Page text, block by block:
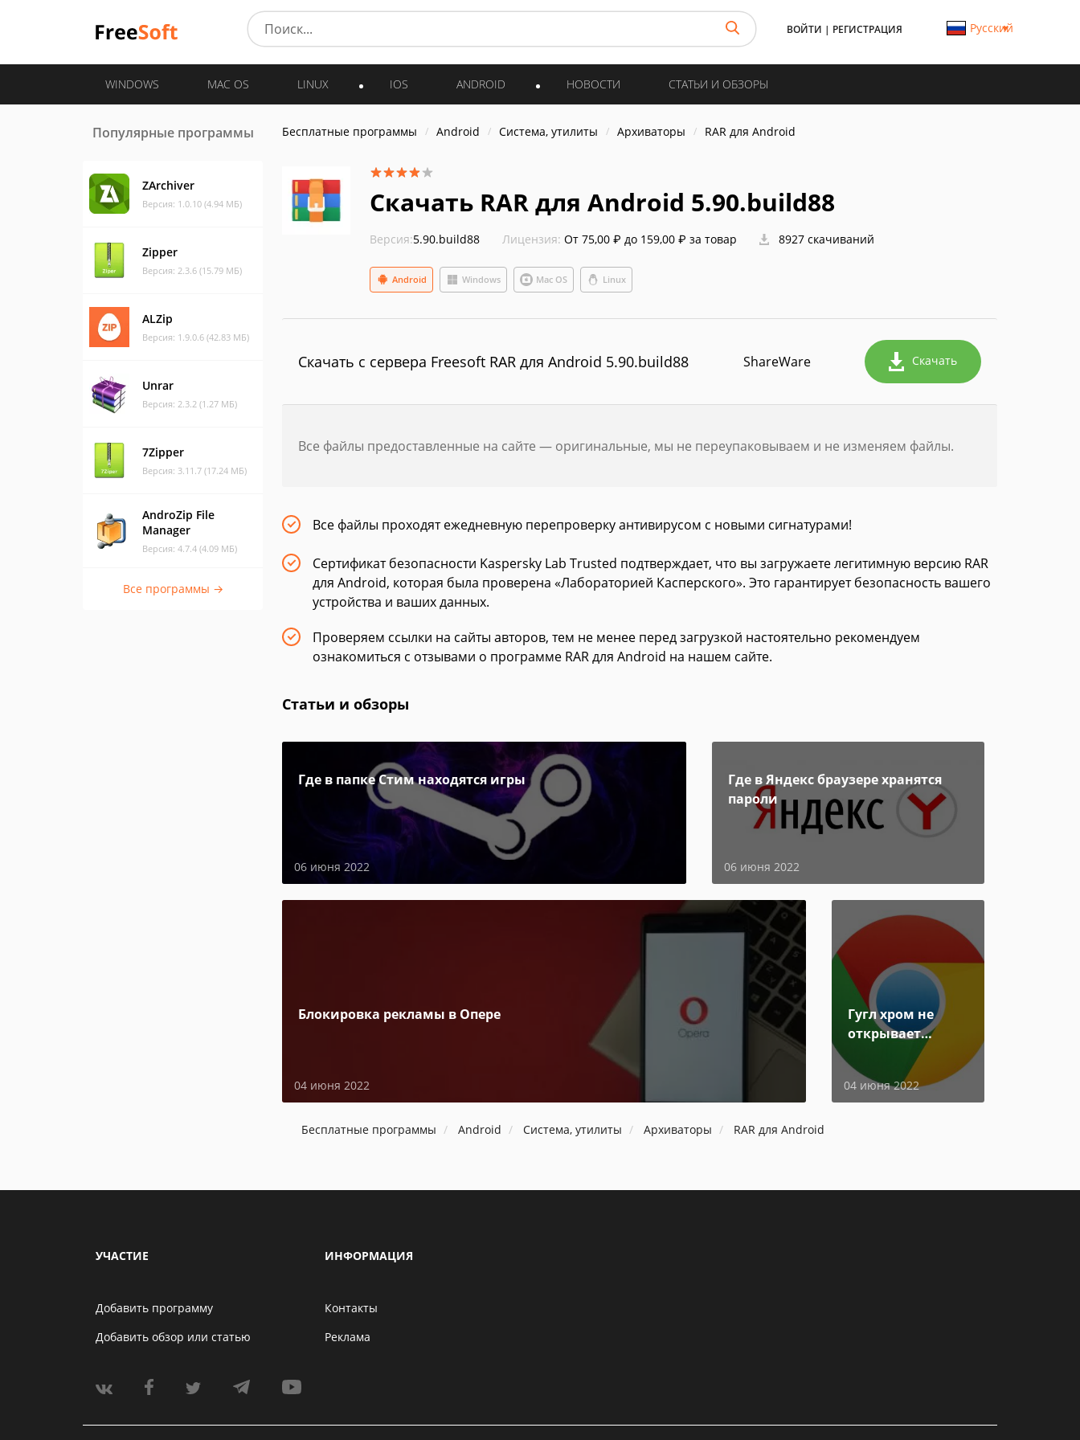
ВОЙТИ | РЕГИСТРАЦИЯ Русский
WINDOWS MAC OS LINUX IOS ANDROID НОВОСТИ СТАТЬИ И ОБЗОРЫ
Популярные программы
ZArchiver
Версия: 1.0.10 (4.94 МБ)
Zipper
Версия: 2.3.6 (15.79 МБ)
ALZip
Версия: 1.9.0.6 (42.83 МБ)
Unrar
Версия: 2.3.2 (1.27 МБ)
7Zipper
Версия: 3.11.7 (17.24 МБ)
AndroZip File
Manager
Версия: 4.7.4 (4.09 МБ)
Все программы →
Бесплатные программы Android Система, утилиты Архиваторы RAR для Android
Скачать RAR для Android 5.90.build88
Версия:5.90.build88 Лицензия: От 75,00 ₽ до 159,00 ₽ за товар 8927 скачиваний
Windows Mac OS Linux
Android
Скачать с сервера Freesoft RAR для Android 5.90.build88 ShareWare Скачать
Все файлы предоставленные на сайте — оригинальные, мы не переупаковываем и не изменяем файлы.
Все файлы проходят ежедневную перепроверку антивирусом с новыми сигнатурами!
Сертификат безопасности Kaspersky Lab Trusted подтверждает, что вы загружаете легитимную версию RAR
для Android, которая была проверена «Лабораторией Касперского». Это гарантирует безопасность вашего
устройства и ваших данных.
Проверяем ссылки на сайты авторов, тем не менее перед загрузкой настоятельно рекомендуем
ознакомиться с отзывами о программе RAR для Android на нашем сайте.
Статьи и обзоры
Где в папке Стим находятся игры
06 июня 2022
Где в Яндекс браузере хранятся
пароли
06 июня 2022
Блокировка рекламы в Опере
04 июня 2022
Гугл хром не
открывает
04 июня 2022
Бесплатные программы Android Система, утилиты Архиваторы RAR для Android
УЧАСТИЕ
Добавить программу
Добавить обзор или статью
ИНФОРМАЦИЯ
Контакты
Реклама